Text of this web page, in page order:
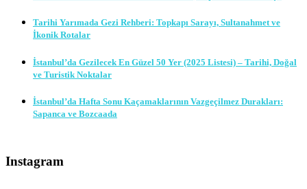
Tarihi Yarımada Gezi Rehberi: Topkapı Sarayı, Sultanahmet ve
İkonik Rotalar
İstanbul’da Gezilecek En Güzel 50 Yer (2025 Listesi) – Tarihi, Doğal
ve Turistik Noktalar
İstanbul’da Hafta Sonu Kaçamaklarının Vazgeçilmez Durakları:
Sapanca ve Bozcaada
Instagram